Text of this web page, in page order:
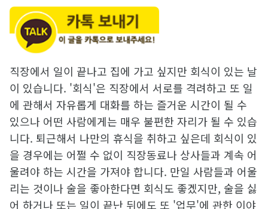
직장에서 일이 끝나고 집에 가고 싶지만 회식이 있는 날
이 있습니다. '회식'은 직장에서 서로를 격려하고 또 일
에 관해서 자유롭게 대화를 하는 즐거운 시간이 될 수
있으나 어떤 사람에게는 매우 불편한 자리가 될 수 있습
니다. 퇴근해서 나만의 휴식을 취하고 싶은데 회식이 있
을 경우에는 어쩔 수 없이 직장동료나 상사들과 계속 어
울려야 하는 시간을 가져야 합니다. 만일 사람들과 어울
리는 것이나 술을 좋아한다면 회식도 좋겠지만, 술을 싫
어 하거나 또는 일이 끝난 뒤에도 또 '업무'에 관한 이야